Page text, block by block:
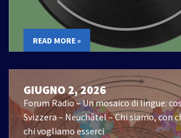
READ MORE »
GIUGNO 2, 2026
Forum Radio – Un mosaico di lingue:
Svizzera – Neuchâtel – Chi siamo, con
chi vogliamo esserci